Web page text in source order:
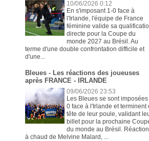
10/06/2026 0:12
En s'imposant 1-0 face à
l'Irlande, l'équipe de France
féminine valide sa
directe pour la Coupe du
monde 2027 au Brésil. Au
terme d'une double confrontation difficile et
d'une...
Bleues - Les réactions des joueuses
après FRANCE - IRLANDE
09/06/2026 23:53
Les Bleues se sont imposées
0 face à l'Irlande et terminent
tête de leur poule, validant
billet pour la prochaine
du monde au Brésil.
à chaud de Melvine Malard, ...